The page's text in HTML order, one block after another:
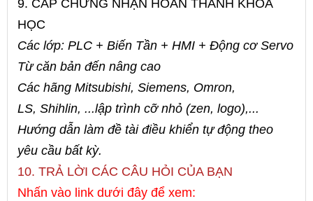
9. CẤP CHỨNG NHẬN HOÀN THÀNH KHÓA
HỌC
Các lớp: PLC + Biến Tần + HMI + Động cơ Servo
Từ căn bản đến nâng cao
Các hãng Mitsubishi, Siemens, Omron,
LS, Shihlin, ...lập trình cỡ nhỏ (zen, logo),...
Hướng dẫn làm đề tài điều khiển tự động theo
yêu cầu bất kỳ.
10. TRẢ LỜI CÁC CÂU HỎI CỦA BẠN
Nhấn vào link dưới đây để xem: